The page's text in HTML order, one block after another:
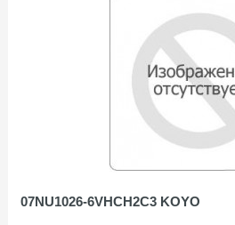
07NU1026-6VHCH2C3 KOYO